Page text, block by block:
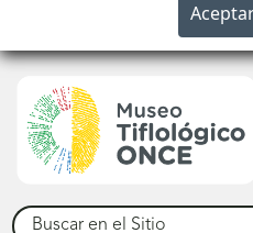
Buscar